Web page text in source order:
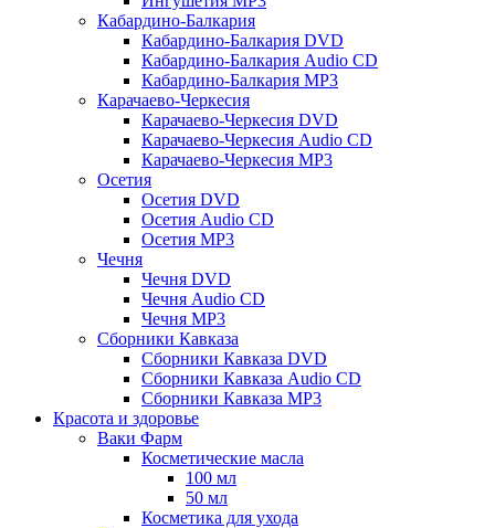
Кабардино-Балкария
Кабардино-Балкария DVD
Кабардино-Балкария Audio CD
Кабардино-Балкария MP3
Карачаево-Черкесия
Карачаево-Черкесия DVD
Карачаево-Черкесия Audio CD
Карачаево-Черкесия MP3
Осетия
Осетия DVD
Осетия Audio CD
Осетия MP3
Чечня
Чечня DVD
Чечня Audio CD
Чечня MP3
Сборники Кавказа
Сборники Кавказа DVD
Сборники Кавказа Audio CD
Сборники Кавказа MP3
Красота и здоровье
Ваки Фарм
Косметические масла
100 мл
50 мл
Косметика для ухода